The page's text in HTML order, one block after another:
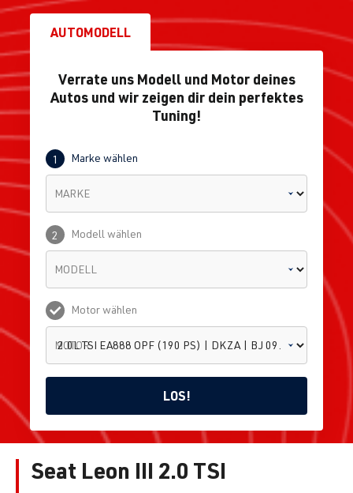
AUTOMODELL
Verrate uns Modell und Motor deines
Autos und wir zeigen dir dein perfektes
Tuning!
1 Marke wählen
MARKE
2 Modell wählen
MODELL
Motor wählen
MOTOR
LOS!
Seat Leon III 2.0 TSI